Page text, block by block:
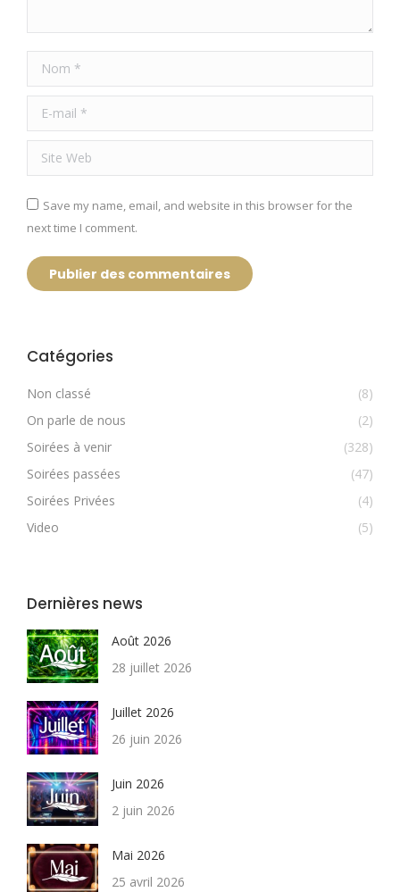
Nom *
E-mail *
Site Web
Save my name, email, and website in this browser for the
next time I comment.
Publier des commentaires
Catégories
Non classé
(8)
On parle de nous
(2)
Soirées à venir
(328)
Soirées passées
(47)
Soirées Privées
(4)
Video
(5)
Dernières news
Août 2026
28 juillet 2026
Juillet 2026
26 juin 2026
Juin 2026
2 juin 2026
Mai 2026
25 avril 2026